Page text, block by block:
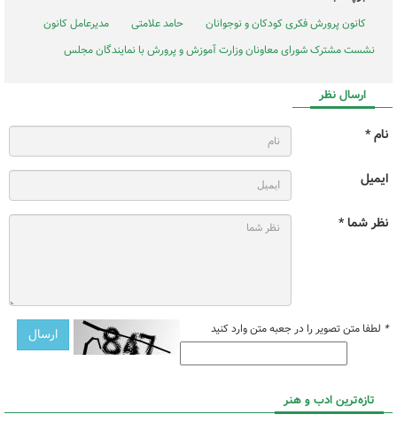
کانون پرورش فکری کودکان و نوجوانان حامد علامتی
مدیرعامل کانون
نشست مشترک شورای معاونان وزارت آموزش و پرورش با نمایندگان مجلس
ارسال نظر
نام *
ایمیل
نظر شما *
* لطفا متن تصویر را در جعبه متن وارد کنید
تازه‌ترین ادب و هنر